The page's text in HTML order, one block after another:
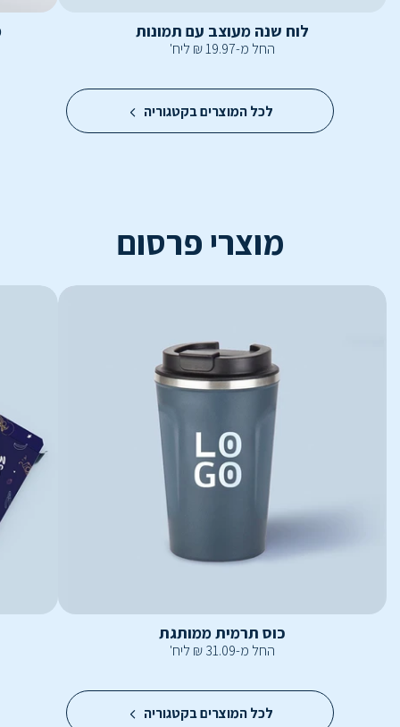
לוח שנה מעוצב עם תמונות
החל מ-19.97
₪ ליח'
לכל המוצרים בקטגוריה
מוצרי פרסום
כוס תרמית ממותגת
החל מ-31.09
₪ ליח'
לכל המוצרים בקטגוריה